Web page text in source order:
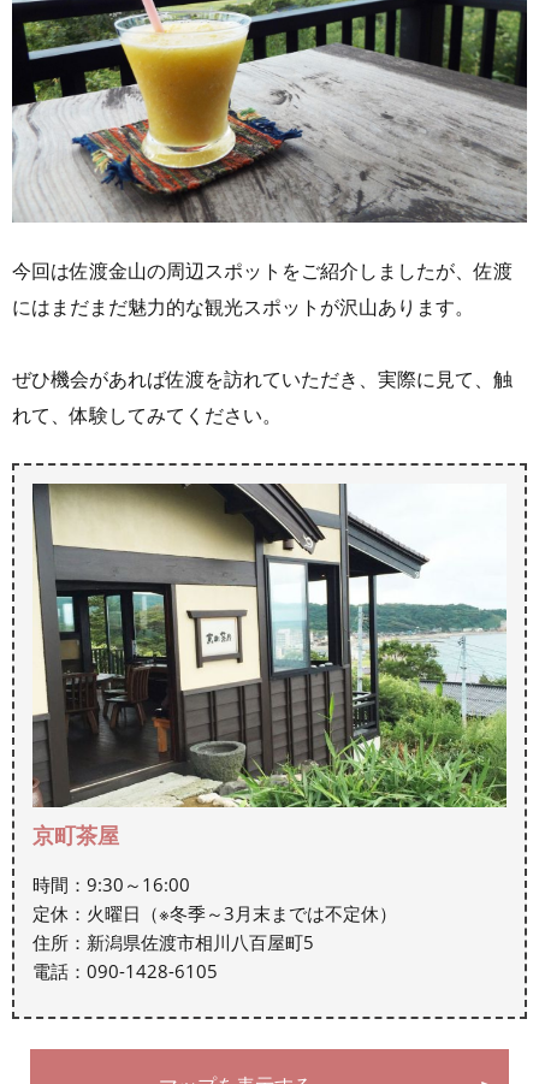
今回は佐渡金山の周辺スポットをご紹介しましたが、佐渡
にはまだまだ魅力的な観光スポットが沢山あります。
ぜひ機会があれば佐渡を訪れていただき、実際に見て、触
れて、体験してみてください。
京町茶屋
時間：9:30～16:00
定休：火曜日（※冬季～3月末までは不定休）
住所：新潟県佐渡市相川八百屋町5
電話：090-1428-6105